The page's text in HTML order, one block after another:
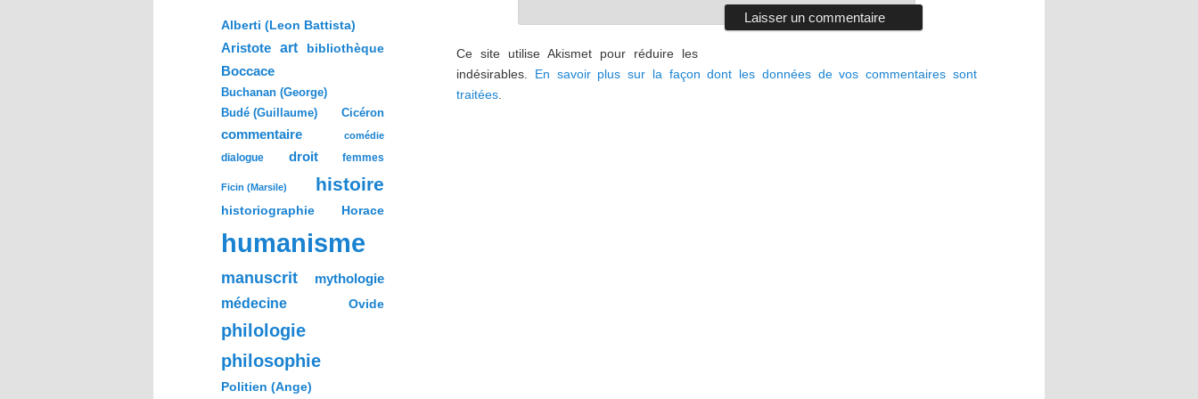
Ce site utilise Akismet pour réduire les
indésirables. En savoir plus sur la façon dont les données de vos commentaires sont
traitées
e
c
e
Alberti (Leon Battista)
Aristote art bibliothèque
Boccace
Buchanan (George)
Budé (Guillaume) Cicéron
commentaire comédie
dialogue droit femmes
Ficin (Marsile) histoire
historiographie Horace
humanisme
manuscrit
mythologie
médecine
Ovide
philologie
philosophie
Politien (Ange)